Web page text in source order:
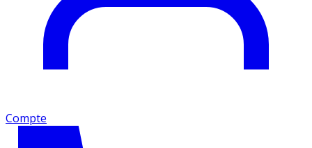
Compte